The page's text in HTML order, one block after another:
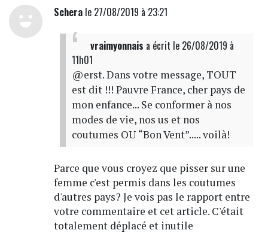
Scherale 27/08/2019 à 23:21
vraimyonnais a écrit le 26/08/2019 à
11h01
@erst. Dans votre message, TOUT
est dit !!! Pauvre France, cher pays de
mon enfance... Se conformer à nos
modes de vie, nos us et nos
coutumes OU “Bon Vent”..... voilà!
Parce que vous croyez que pisser sur une
femme c'est permis dans les coutumes
d'autres pays? Je vois pas le rapport entre
votre commentaire et cet article. C'était
totalement déplacé et inutile